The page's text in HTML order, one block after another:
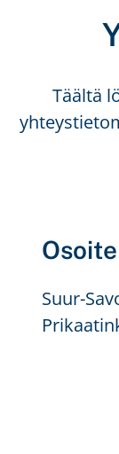
Täältä
Osoite
Suur-